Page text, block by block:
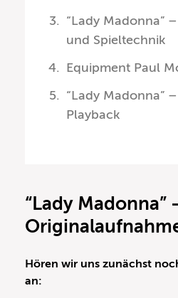
“Lady Madonna”
und Spieltechnik
Equipment Paul
“Lady Madonna”
Playback
“Lady Madonna”
Hören wir uns zunächst
an: